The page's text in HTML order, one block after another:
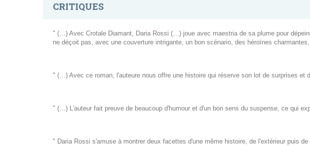
CRITIQUES
" (…) Avec Crotale Diamant, Daria Rossi (…) joue avec maestria de sa plume pour
ne déçoit pas, avec une couverture intrigante, un bon scénario, des héroïnes
" (…) Avec ce roman, l'auteure nous offre une histoire qui réserve son lot de surprises et
" (…) L'auteur fait preuve de beaucoup d'humour et d'un bon sens du suspense, ce qui
" Daria Rossi s'amuse à montrer deux facettes d'une même histoire, de l'extérieur puis